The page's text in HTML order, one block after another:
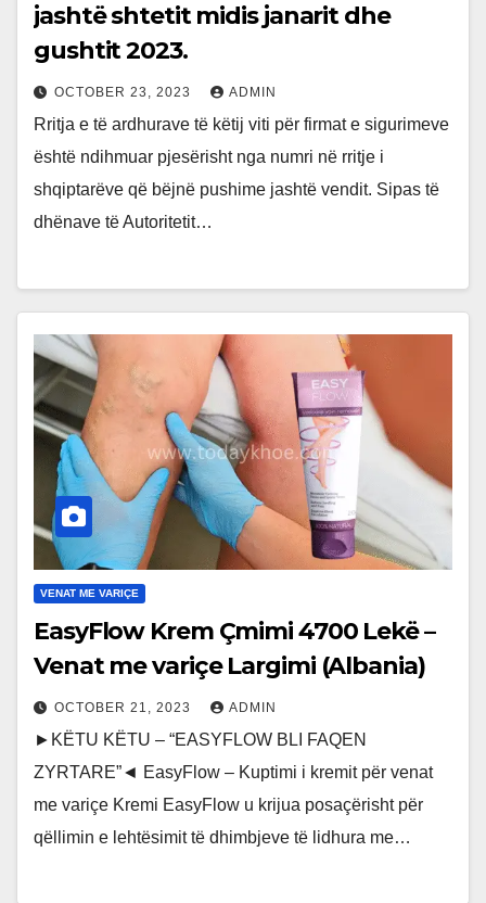
jashtë shtetit midis janarit dhe
gushtit 2023.
OCTOBER 23, 2023 ADMIN
Rritja e të ardhurave të këtij viti për firmat e sigurimeve
është ndihmuar pjesërisht nga numri në rritje i
shqiptarëve që bëjnë pushime jashtë vendit. Sipas të
dhënave të Autoritetit…
VENAT ME VARIÇE
EasyFlow Krem Çmimi 4700 Lekë –
Venat me variçe Largimi (Albania)
OCTOBER 21, 2023 ADMIN
►KËTU KËTU – “EASYFLOW BLI FAQEN
ZYRTARE”◄ EasyFlow – Kuptimi i kremit për venat
me variçe Kremi EasyFlow u krijua posaçërisht për
qëllimin e lehtësimit të dhimbjeve të lidhura me…